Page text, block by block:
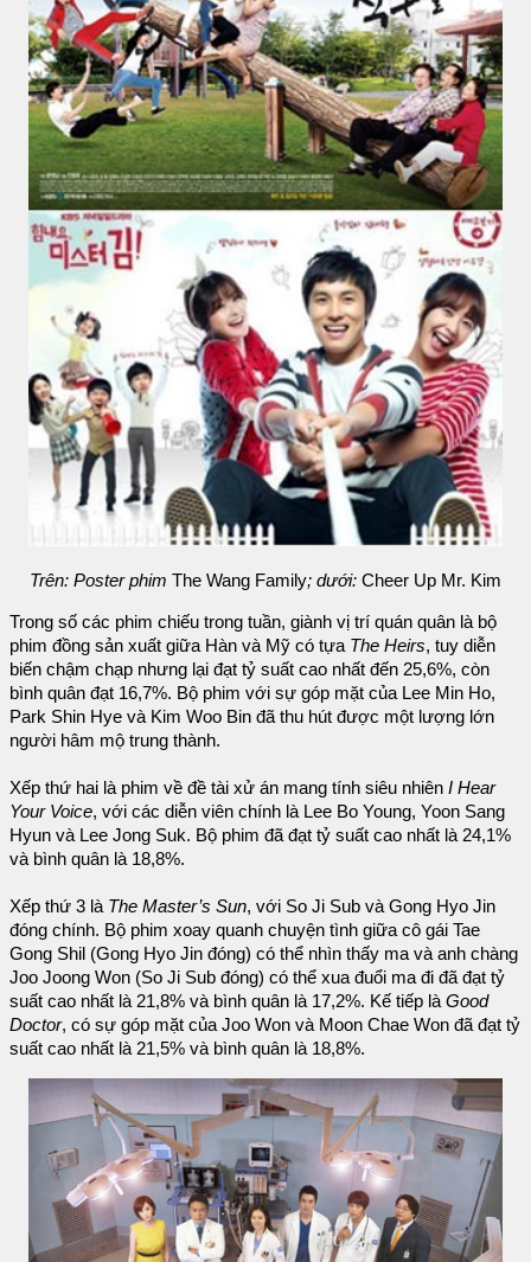
Trên: Poster phim The Wang Family; dưới: Cheer Up Mr. Kim
Trong số các phim chiếu trong tuần, giành vị trí quán quân là bộ
phim đồng sản xuất giữa Hàn và Mỹ có tựa The Heirs, tuy diễn
biến chậm chạp nhưng lại đạt tỷ suất cao nhất đến 25,6%, còn
bình quân đạt 16,7%. Bộ phim với sự góp mặt của Lee Min Ho,
Park Shin Hye và Kim Woo Bin đã thu hút được một lượng lớn
người hâm mộ trung thành.
Xếp thứ hai là phim về đề tài xử án mang tính siêu nhiên I Hear
Your Voice, với các diễn viên chính là Lee Bo Young, Yoon Sang
Hyun và Lee Jong Suk. Bộ phim đã đạt tỷ suất cao nhất là 24,1%
và bình quân là 18,8%.
Xếp thứ 3 là The Master’s Sun, với So Ji Sub và Gong Hyo Jin
đóng chính. Bộ phim xoay quanh chuyện tình giữa cô gái Tae
Gong Shil (Gong Hyo Jin đóng) có thể nhìn thấy ma và anh chàng
Joo Joong Won (So Ji Sub đóng) có thể xua đuổi ma đi đã đạt tỷ
suất cao nhất là 21,8% và bình quân là 17,2%. Kế tiếp là Good
Doctor, có sự góp mặt của Joo Won và Moon Chae Won đã đạt tỷ
suất cao nhất là 21,5% và bình quân là 18,8%.